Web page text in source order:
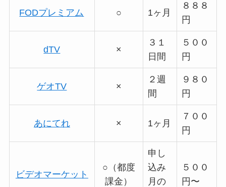
FODプレミアム ○ 1ヶ月
８８８
円
dTV ×
３１
日間
５００
円
ゲオTV ×
２週
間
９８０
円
あにてれ × 1ヶ月
７００
円
ビデオマーケット
○（都度
課金）
申し
込み
月の
５００
円〜